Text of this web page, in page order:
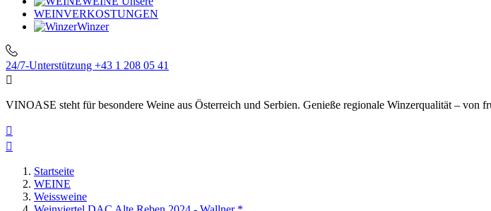
WEINVERKOSTUNGEN
Winzer
24/7-Unterstützung +43 1 208 05 41

VINOASE steht für besondere Weine aus Österreich und Serbien. Genieße regionale Winzerqualität – von


Startseite
WEINE
Weissweine